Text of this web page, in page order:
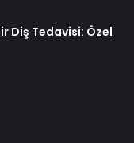
Diş Tedavisi: Özel